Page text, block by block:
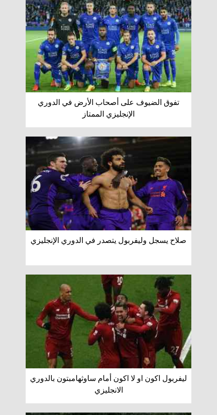
تفوق الضيوف على أصحاب الأرض في الدوري
الإنجليزي الممتاز
صلاح يسجل وليفربول يتصدر في الدوري الإنجليزي
ليفربول اكون او لا اكون أمام ساوثهامبتون بالدوري
الانجليزي